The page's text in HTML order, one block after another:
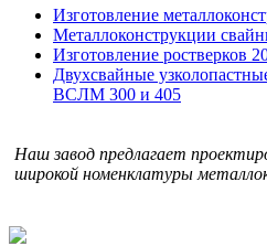
Изготовление
Металлоконструкции
Изготовление ростверков
Двухсвайные
ВСЛМ 300 и 405
Наш завод предлагает
широкой номенклатуры